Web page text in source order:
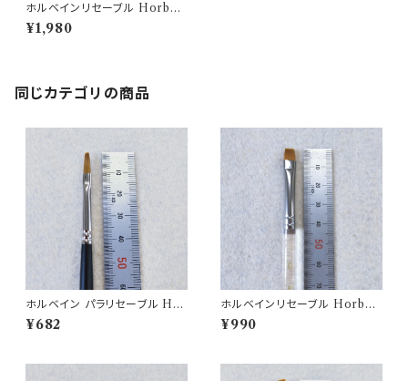
ホルベインリセーブル Horbei
n brush N500H-8
¥1,980
同じカテゴリの商品
ホルベイン パラリセーブル Hor
bein brush350H-0
¥682
ホルベインリセーブル Horbei
n brush N500H-0
¥990